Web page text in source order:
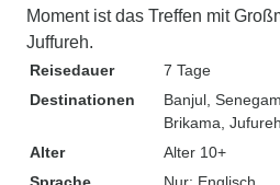
Moment ist das Treffen mit
Juffureh.
Reisedauer
7 Tage
Destinationen
Banjul ,
Brikama , Jufureh
Alter
Alter 10+